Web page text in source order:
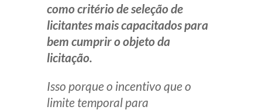
como critério de seleção de
licitantes mais capacitados para
bem cumprir o objeto da
licitação.
Isso porque o incentivo que o
limite temporal para